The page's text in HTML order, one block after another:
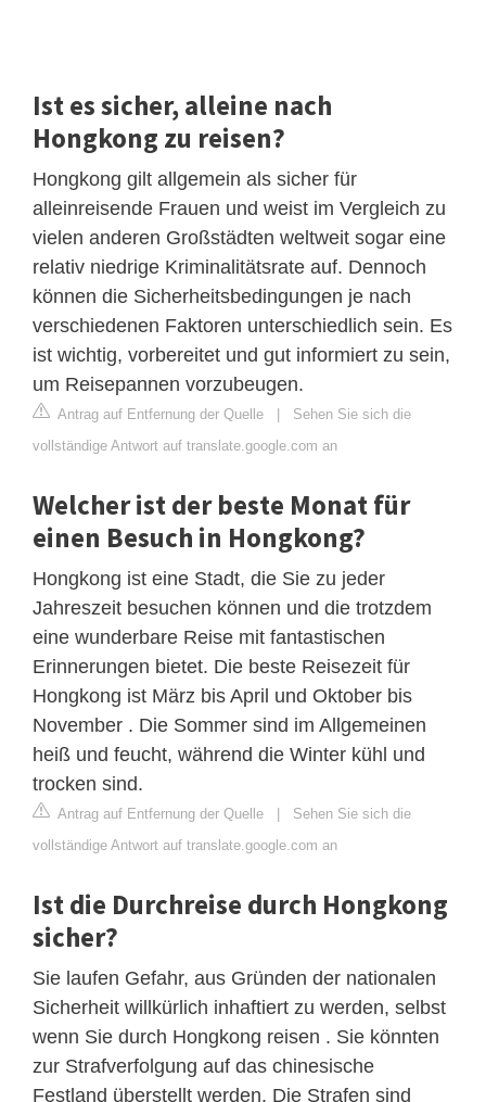
Ist es sicher, alleine nach
Hongkong zu reisen?
Hongkong gilt allgemein als sicher für
alleinreisende Frauen und weist im Vergleich zu
vielen anderen Großstädten weltweit sogar eine
relativ niedrige Kriminalitätsrate auf. Dennoch
können die Sicherheitsbedingungen je nach
verschiedenen Faktoren unterschiedlich sein. Es
ist wichtig, vorbereitet und gut informiert zu sein,
um Reisepannen vorzubeugen.
Antrag auf Entfernung der Quelle
Sehen Sie sich die
vollständige Antwort auf translate.google.com an
Welcher ist der beste Monat für
einen Besuch in Hongkong?
Hongkong ist eine Stadt, die Sie zu jeder
Jahreszeit besuchen können und die trotzdem
eine wunderbare Reise mit fantastischen
Erinnerungen bietet. Die beste Reisezeit für
Hongkong ist März bis April und Oktober bis
November . Die Sommer sind im Allgemeinen
heiß und feucht, während die Winter kühl und
trocken sind.
Antrag auf Entfernung der Quelle
Sehen Sie sich die
vollständige Antwort auf translate.google.com an
Ist die Durchreise durch Hongkong
sicher?
Sie laufen Gefahr, aus Gründen der nationalen
Sicherheit willkürlich inhaftiert zu werden, selbst
wenn Sie durch Hongkong reisen . Sie könnten
zur Strafverfolgung auf das chinesische
Festland überstellt werden. Die Strafen sind